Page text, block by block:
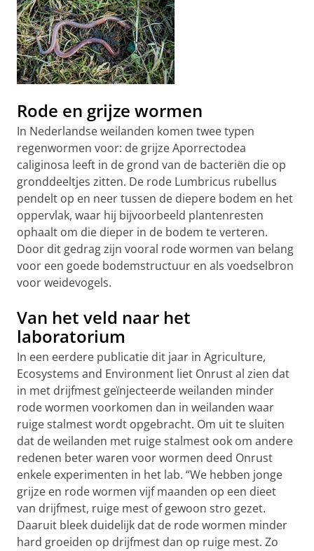
Rode en grijze wormen
In Nederlandse weilanden komen twee typen
regenwormen voor: de grijze Aporrectodea
caliginosa leeft in de grond van de bacteriën die op
gronddeeltjes zitten. De rode Lumbricus rubellus
pendelt op en neer tussen de diepere bodem en het
oppervlak, waar hij bijvoorbeeld plantenresten
ophaalt om die dieper in de bodem te verteren.
Door dit gedrag zijn vooral rode wormen van belang
voor een goede bodemstructuur en als voedselbron
voor weidevogels.
Van het veld naar het
laboratorium
In een eerdere publicatie dit jaar in Agriculture,
Ecosystems and Environment liet Onrust al zien dat
in met drijfmest geïnjecteerde weilanden minder
rode wormen voorkomen dan in weilanden waar
ruige stalmest wordt opgebracht. Om uit te sluiten
dat de weilanden met ruige stalmest ook om andere
redenen beter waren voor wormen deed Onrust
enkele experimenten in het lab. “We hebben jonge
grijze en rode wormen vijf maanden op een dieet
van drijfmest, ruige mest of gewoon stro gezet.
Daaruit bleek duidelijk dat de rode wormen minder
hard groeiden op drijfmest dan op ruige mest. Zo